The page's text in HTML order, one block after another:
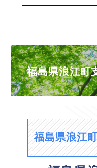
福島県浪江町
福島県浪江